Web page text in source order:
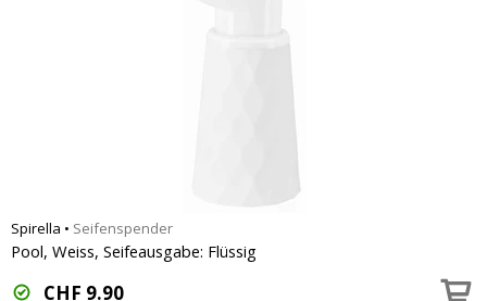
Spirella • Seifenspender
Pool, Weiss, Seifeausgabe: Flüssig
CHF 9.90